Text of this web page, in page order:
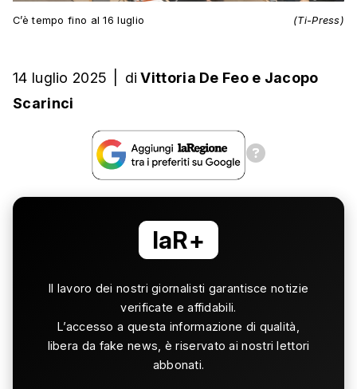
C’è tempo fino al 16 luglio (Ti-Press)
14 luglio 2025 di Vittoria De Feoe Jacopo
Scarinci
laR+
Il lavoro dei nostri giornalisti garantisce notizie
verificate e affidabili.
L’accesso a questa informazione di qualità,
libera da fake news, è riservato ai nostri lettori
abbonati.